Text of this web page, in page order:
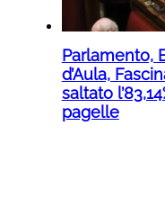
Parlamento,
d’Aula,
saltato
pagelle